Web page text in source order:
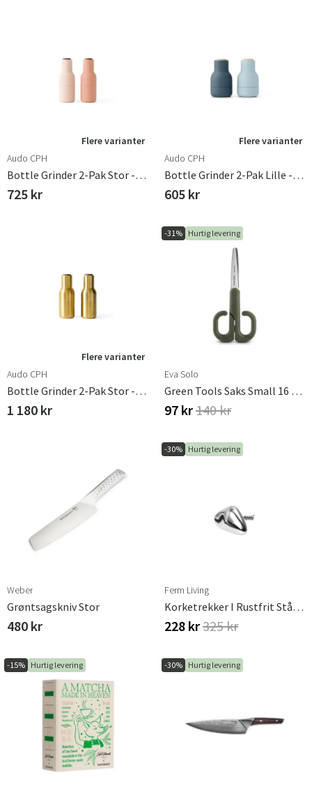
Flere varianter
Audo CPH
Bottle Grinder 2-Pak Stor - Nudes / Valnød
725 kr
Flere varianter
Audo CPH
Bottle Grinder 2-Pak Lille - Blå / Bøg
605 kr
Flere varianter
Audo CPH
Bottle Grinder 2-Pak Stor - Børstet Messing / Valnød
1 180 kr
-31% Hurtig levering
Eva Solo
Green Tools Saks Small 16 Cm
97 kr140 kr
Weber
Grøntsagskniv Stor
480 kr
-30% Hurtig levering
Ferm Living
Korketrekker I Rustfrit Stål Orevo
228 kr325 kr
-15% Hurtig levering -30% Hurtig levering